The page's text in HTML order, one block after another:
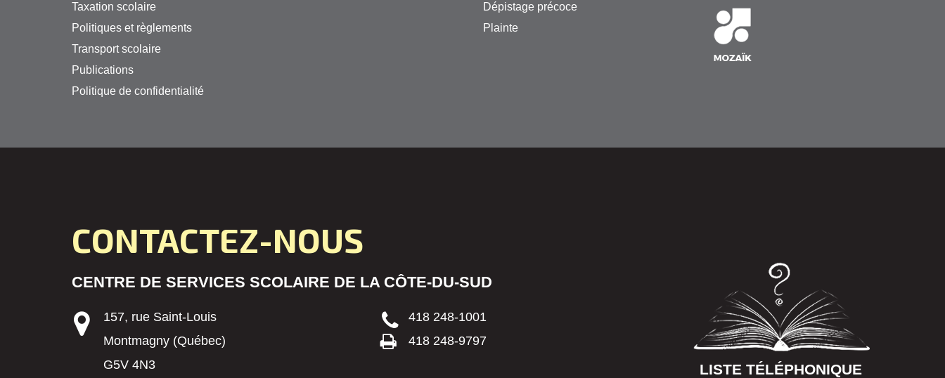
Taxation scolaire
Politiques et règlements
Transport scolaire
Publications
Politique de confidentialité
Dépistage précoce
Plainte
CONTACTEZ-NOUS
CENTRE DE SERVICES SCOLAIRE DE LA CÔTE-DU-SUD
157, rue Saint-Louis
Montmagny (Québec)
G5V 4N3
418 248-1001
418 248-9797
LISTE TÉLÉPHONIQUE